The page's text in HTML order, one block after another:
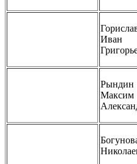
Иван
Рындин
Максим